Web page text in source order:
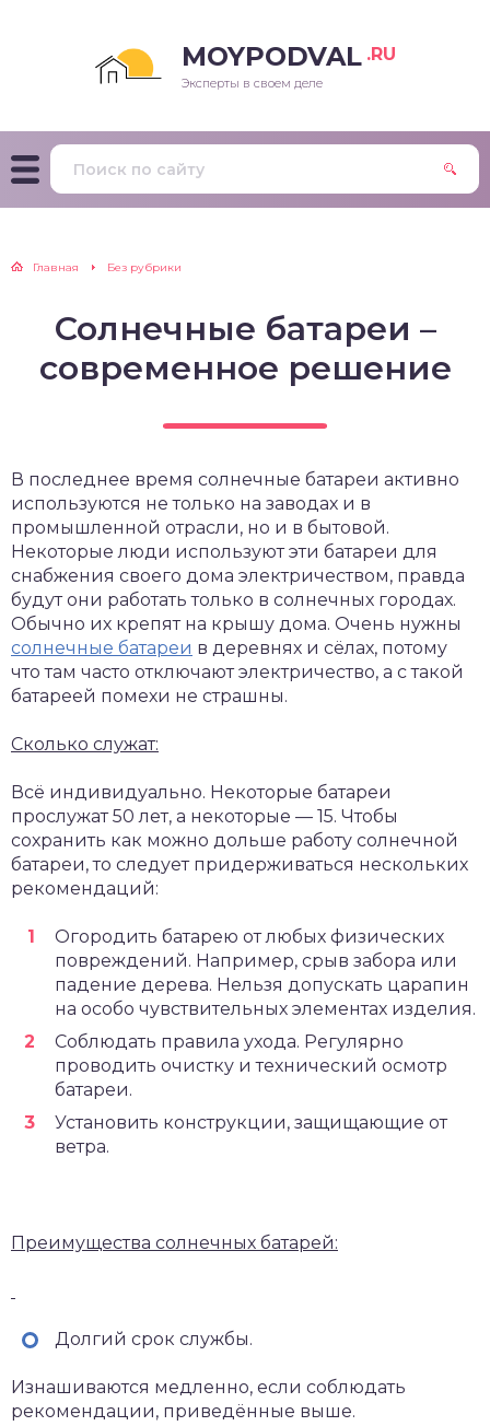
MOYPODVAL .RU
Эксперты в своем деле
Главная Без рубрики
Солнечные батареи –
современное решение
В последнее время солнечные батареи активно
используются не только на заводах и в
промышленной отрасли, но и в бытовой.
Некоторые люди используют эти батареи для
снабжения своего дома электричеством, правда
будут они работать только в солнечных городах.
Обычно их крепят на крышу дома. Очень нужны
солнечные батареи в деревнях и сёлах, потому
что там часто отключают электричество, а с такой
батареей помехи не страшны.
Сколько служат:
Всё индивидуально. Некоторые батареи
прослужат 50 лет, а некоторые — 15. Чтобы
сохранить как можно дольше работу солнечной
батареи, то следует придерживаться нескольких
рекомендаций:
Огородить батарею от любых физических
повреждений. Например, срыв забора или
падение дерева. Нельзя допускать царапин
на особо чувствительных элементах изделия.
Соблюдать правила ухода. Регулярно
проводить очистку и технический осмотр
батареи.
Установить конструкции, защищающие от
ветра.
Преимущества солнечных батарей:
Долгий срок службы.
Изнашиваются медленно, если соблюдать
рекомендации, приведённые выше.